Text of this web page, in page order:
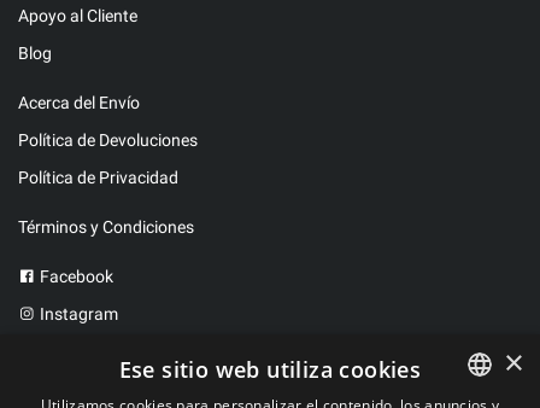
Apoyo al Cliente
Blog
Acerca del Envío
Política de Devoluciones
Política de Privacidad
Términos y Condiciones
Facebook
Instagram
×
Ese sitio web utiliza cookies